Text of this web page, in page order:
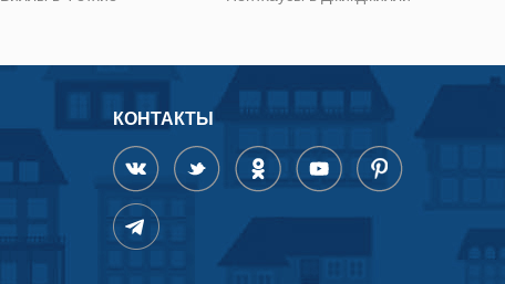
КОНТАКТЫ